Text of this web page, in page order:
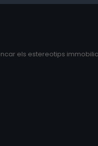
els estereotips